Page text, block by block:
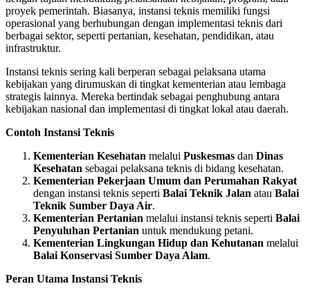
proyek pemerintah. Biasanya, instansi teknis memiliki fungsi
operasional yang berhubungan dengan implementasi teknis dari
berbagai sektor, seperti pertanian, kesehatan, pendidikan, atau
infrastruktur.
Instansi teknis sering kali berperan sebagai pelaksana utama
kebijakan yang dirumuskan di tingkat kementerian atau lembaga
strategis lainnya. Mereka bertindak sebagai penghubung antara
kebijakan nasional dan implementasi di tingkat lokal atau daerah.
Contoh Instansi Teknis
Kementerian Kesehatan melalui Puskesmas dan Dinas
Kesehatan sebagai pelaksana teknis di bidang kesehatan.
Kementerian Pekerjaan Umum dan Perumahan Rakyat
dengan instansi teknis seperti Balai Teknik Jalan atau Balai
Teknik Sumber Daya Air.
Kementerian Pertanian melalui instansi teknis seperti Balai
Penyuluhan Pertanian untuk mendukung petani.
Kementerian Lingkungan Hidup dan Kehutanan melalui
Balai Konservasi Sumber Daya Alam.
Peran Utama Instansi Teknis